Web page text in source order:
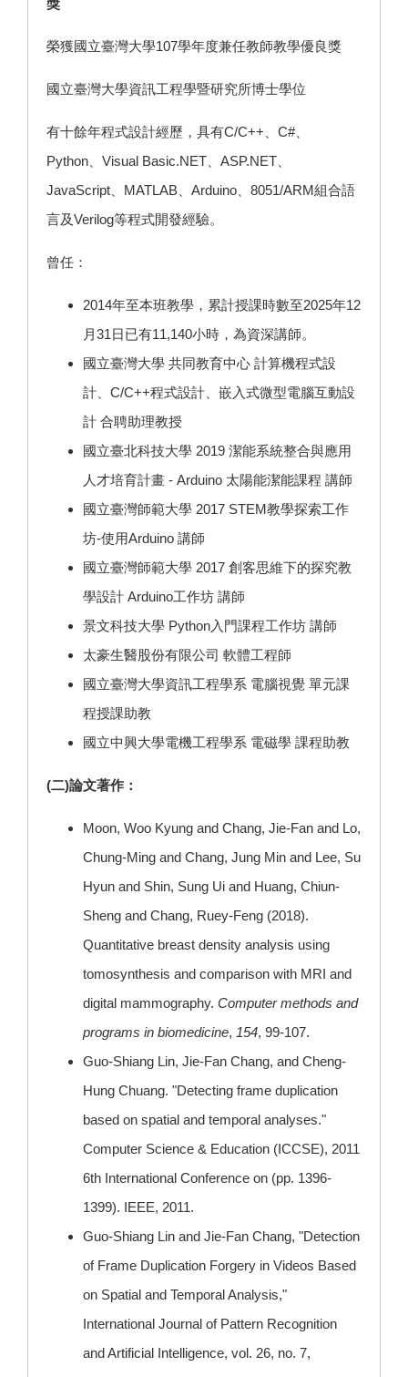
獎
榮獲國立臺灣大學107學年度兼任教師教學優良獎
國立臺灣大學資訊工程學暨研究所博士學位
有十餘年程式設計經歷，具有C/C++、C#、
Python、Visual Basic.NET、ASP.NET、
JavaScript、MATLAB、Arduino、8051/ARM組合語
言及Verilog等程式開發經驗。
曾任：
2014年至本班教學，累計授課時數至2025年12
月31日已有11,140小時，為資深講師。
國立臺灣大學 共同教育中心 計算機程式設
計、C/C++程式設計、嵌入式微型電腦互動設
計 合聘助理教授
國立臺北科技大學 2019 潔能系統整合與應用
人才培育計畫 - Arduino 太陽能潔能課程 講師
國立臺灣師範大學 2017 STEM教學探索工作
坊-使用Arduino 講師
國立臺灣師範大學 2017 創客思維下的探究教
學設計 Arduino工作坊 講師
景文科技大學 Python入門課程工作坊 講師
太豪生醫股份有限公司 軟體工程師
國立臺灣大學資訊工程學系 電腦視覺 單元課
程授課助教
國立中興大學電機工程學系 電磁學 課程助教
(二)論文著作：
Moon, Woo Kyung and Chang, Jie-Fan and Lo,
Chung-Ming and Chang, Jung Min and Lee, Su
Hyun and Shin, Sung Ui and Huang, Chiun-
Sheng and Chang, Ruey-Feng (2018).
Quantitative breast density analysis using
tomosynthesis and comparison with MRI and
digital mammography. Computer methods and
programs in biomedicine, 154, 99-107.
Guo-Shiang Lin, Jie-Fan Chang, and Cheng-
Hung Chuang. "Detecting frame duplication
based on spatial and temporal analyses."
Computer Science & Education (ICCSE), 2011
6th International Conference on (pp. 1396-
1399). IEEE, 2011.
Guo-Shiang Lin and Jie-Fan Chang, "Detection
of Frame Duplication Forgery in Videos Based
on Spatial and Temporal Analysis,"
International Journal of Pattern Recognition
and Artificial Intelligence, vol. 26, no. 7,